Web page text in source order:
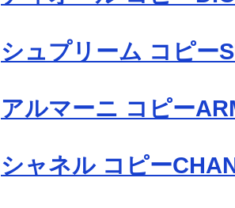
シュプリーム コピー
アルマーニ コピー
シャネル コピー